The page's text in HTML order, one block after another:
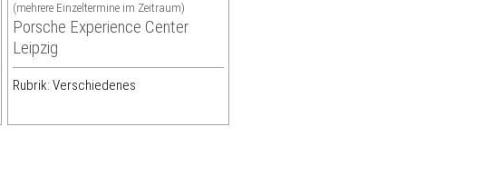
(mehrere Einzeltermine im Zeitraum)
Porsche Experience Center
Leipzig
Rubrik: Verschiedenes